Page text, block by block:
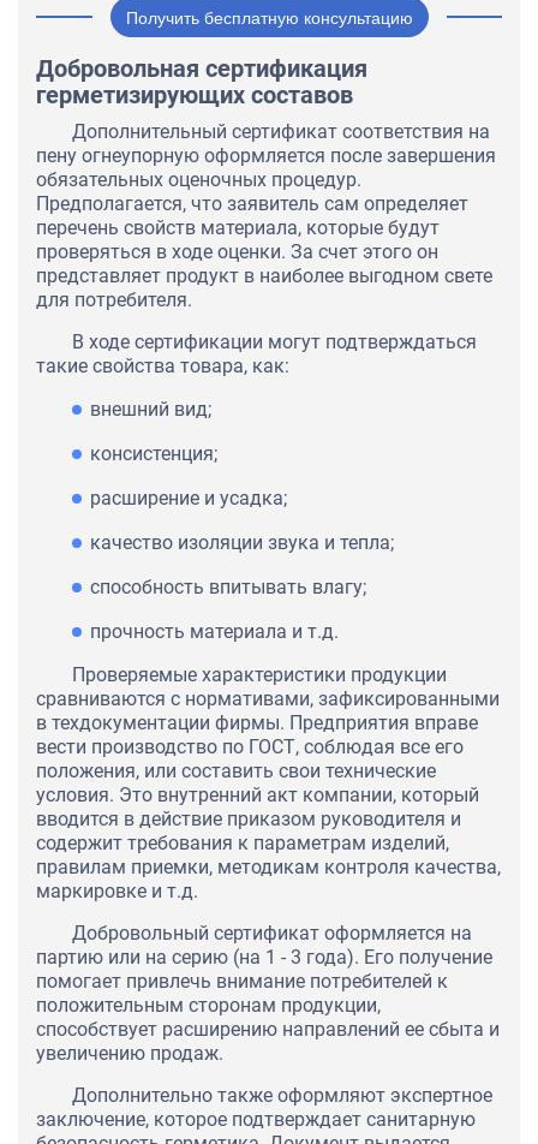
Получить бесплатную консультацию
Добровольная сертификация
герметизирующих составов
Дополнительный сертификат соответствия на
пену огнеупорную оформляется после завершения
обязательных оценочных процедур.
Предполагается, что заявитель сам определяет
перечень свойств материала, которые будут
проверяться в ходе оценки. За счет этого он
представляет продукт в наиболее выгодном свете
для потребителя.
В ходе сертификации могут подтверждаться
такие свойства товара, как:
внешний вид;
консистенция;
расширение и усадка;
качество изоляции звука и тепла;
способность впитывать влагу;
прочность материала и т.д.
Проверяемые характеристики продукции
сравниваются с нормативами, зафиксированными
в техдокументации фирмы. Предприятия вправе
вести производство по ГОСТ, соблюдая все его
положения, или составить свои технические
условия. Это внутренний акт компании, который
вводится в действие приказом руководителя и
содержит требования к параметрам изделий,
правилам приемки, методикам контроля качества,
маркировке и т.д.
Добровольный сертификат оформляется на
партию или на серию (на 1 - 3 года). Его получение
помогает привлечь внимание потребителей к
положительным сторонам продукции,
способствует расширению направлений ее сбыта и
увеличению продаж.
Дополнительно также оформляют экспертное
заключение, которое подтверждает санитарную